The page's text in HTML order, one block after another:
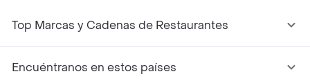
Top Marcas y Cadenas de Restaurantes
Encuéntranos en estos países